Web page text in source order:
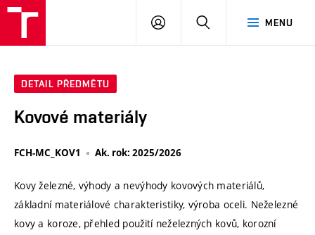
MENU
PŘIHLÁSIT
DETAIL PŘEDMĚTU
Kovové materiály
FCH-MC_KOV1 Ak. rok: 2025/2026
Kovy železné, výhody a nevýhody kovových materiálů,
základní materiálové charakteristiky, výroba oceli. Neželezné
kovy a koroze, přehled použití neželezných kovů, korozní